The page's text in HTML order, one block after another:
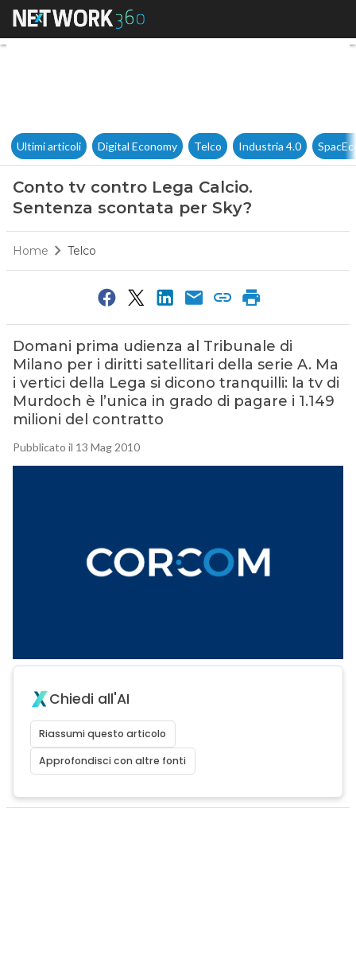
Conto tv contro Lega Calcio.
Ultimi articoli Digital Economy Telco Industria 4.0
Conto tv contro Lega Calcio.
Sentenza scontata per Sky?
Home Telco
Domani prima udienza al Tribunale di
Milano per i diritti satellitari della serie A. Ma
i vertici della Lega si dicono tranquilli: la tv di
Murdoch è l’unica in grado di pagare i 1.149
milioni del contratto
Pubblicato il 13 Mag 2010
Chiedi all'AI
Riassumi questo articolo
Approfondisci con altre fonti